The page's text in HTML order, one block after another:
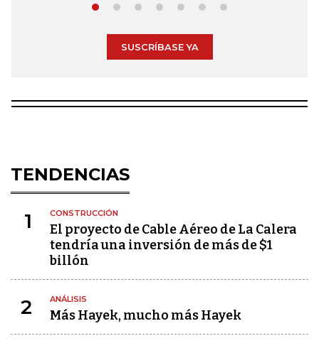
SUSCRÍBASE YA
TENDENCIAS
1 CONSTRUCCIÓN
El proyecto de Cable Aéreo de La Calera
tendría una inversión de más de $1
billón
2 ANÁLISIS
Más Hayek, mucho más Hayek